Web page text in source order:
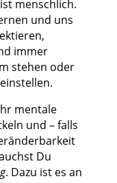
menschlich.
und uns
immer
stehen oder
mentale
und – falls
Du
. Dazu ist es an